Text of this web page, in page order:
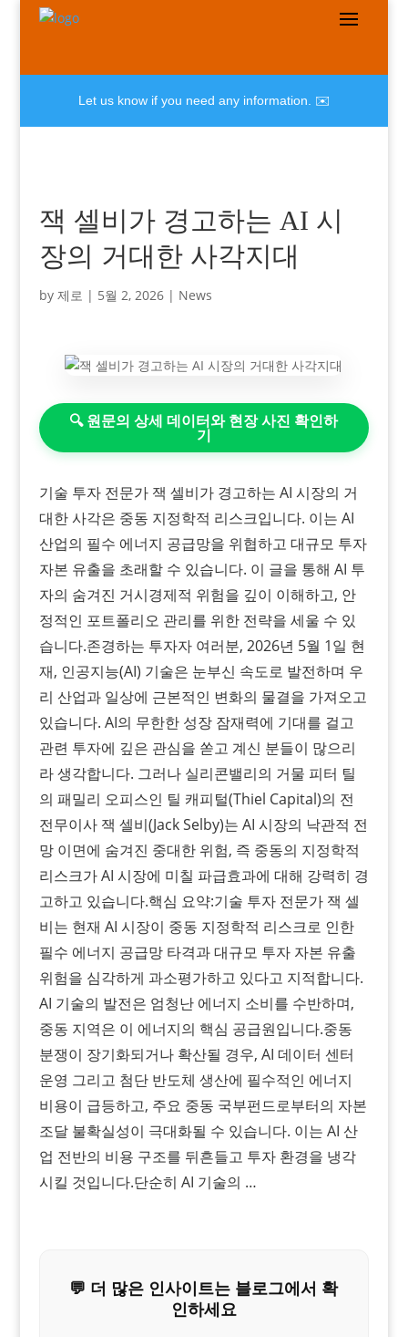
Let us know if you need any information. ✉️
잭 셀비가 경고하는 AI 시
장의 거대한 사각지대
by 제로 | 5월 2, 2026| News
🔍 원문의 상세 데이터와 현장 사진 확인하
기
기술 투자 전문가 잭 셀비가 경고하는 AI 시장의 거
대한 사각은 중동 지정학적 리스크입니다. 이는 AI
산업의 필수 에너지 공급망을 위협하고 대규모 투자
자본 유출을 초래할 수 있습니다. 이 글을 통해 AI 투
자의 숨겨진 거시경제적 위험을 깊이 이해하고, 안
정적인 포트폴리오 관리를 위한 전략을 세울 수 있
습니다.​존경하는 투자자 여러분, 2026년 5월 1일 현
재, 인공지능(AI) 기술은 눈부신 속도로 발전하며 우
리 산업과 일상에 근본적인 변화의 물결을 가져오고
있습니다. AI의 무한한 성장 잠재력에 기대를 걸고
관련 투자에 깊은 관심을 쏟고 계신 분들이 많으리
라 생각합니다. 그러나 실리콘밸리의 거물 피터 틸
의 패밀리 오피스인 틸 캐피털(Thiel Capital)의 전
전무이사 잭 셀비(Jack Selby)는 AI 시장의 낙관적 전
망 이면에 숨겨진 중대한 위험, 즉 중동의 지정학적
리스크가 AI 시장에 미칠 파급효과에 대해 강력히 경
고하고 있습니다.​핵심 요약:기술 투자 전문가 잭 셀
비는 현재 AI 시장이 중동 지정학적 리스크로 인한
필수 에너지 공급망 타격과 대규모 투자 자본 유출
위험을 심각하게 과소평가하고 있다고 지적합니다.
AI 기술의 발전은 엄청난 에너지 소비를 수반하며,
중동 지역은 이 에너지의 핵심 공급원입니다.중동
분쟁이 장기화되거나 확산될 경우, AI 데이터 센터
운영 그리고 첨단 반도체 생산에 필수적인 에너지
비용이 급등하고, 주요 중동 국부펀드로부터의 자본
조달 불확실성이 극대화될 수 있습니다. 이는 AI 산
업 전반의 비용 구조를 뒤흔들고 투자 환경을 냉각
시킬 것입니다.단순히 AI 기술의 …
💬 더 많은 인사이트는 블로그에서 확
인하세요